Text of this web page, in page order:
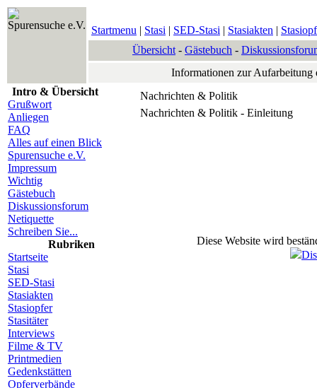
Spurensuche e.V. Startmenu | Stasi | SED-Stasi | Stasiakten |
Übersicht - Gästebuch -
Informationen zur
Intro & Übersicht
Grußwort
Anliegen
FAQ
Alles auf einen Blick
Spurensuche e.V.
Impressum
Wichtig
Gästebuch
Diskussionsforum
Netiquette
Schreiben Sie...
Rubriken
Startseite
Stasi
SED-Stasi
Stasiakten
Stasiopfer
Stasitäter
Interviews
Filme & TV
Printmedien
Gedenkstätten
Opferverbände
Nachrichten & Politik
Nachrichten & Politik - Einleitung
Diese Website wird